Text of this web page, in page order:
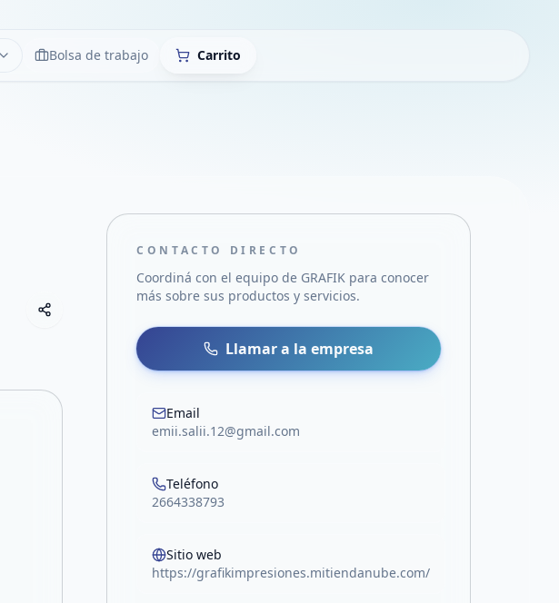
LimpiarBolsa de trabajo Carrito
Compartir empresa
Compartir por WhatsApp
Compartir por mail
Compartir en Facebook
CONTACTO DIRECTO
Coordiná con el equipo de GRAFIK para conocer
más sobre sus productos y servicios.
Llamar a la empresa
Email
emii.salii.12@gmail.com
Teléfono
2664338793
Sitio web
https://grafikimpresiones.mitiendanube.com/